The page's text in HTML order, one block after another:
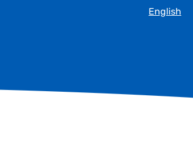
English